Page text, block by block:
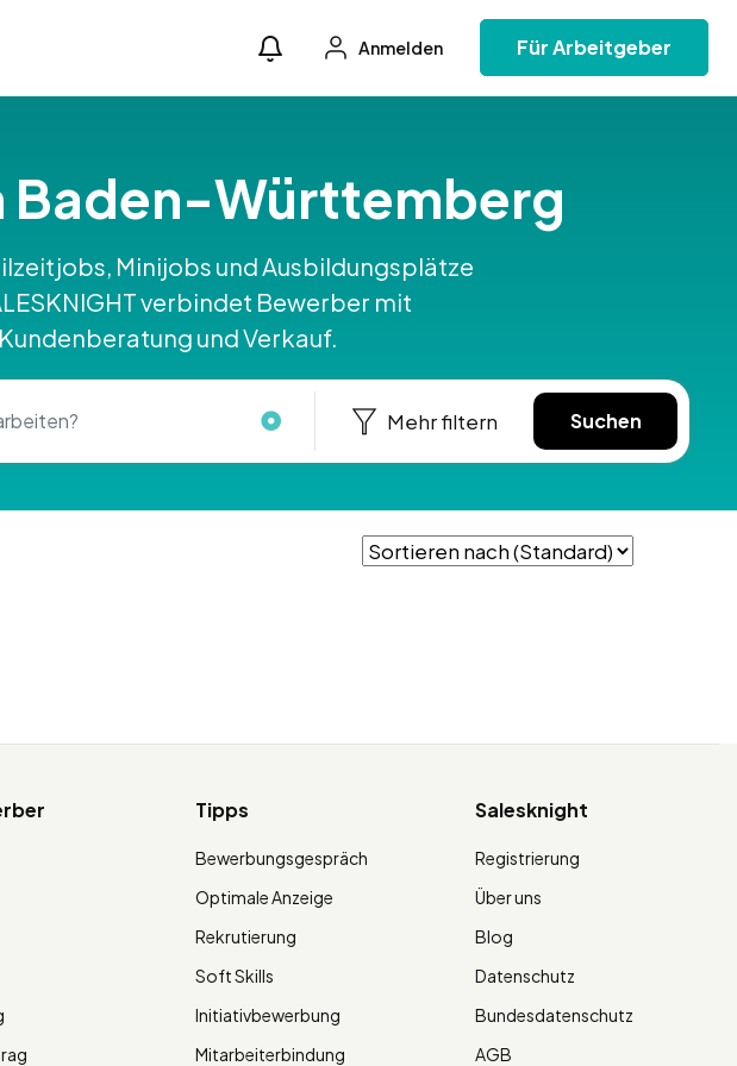
Anmelden Für Arbeitgeber
Baden-Württemberg
Minijobs und Ausbildungsplätze
verbindet Bewerber mit
und Verkauf.
Mehr filtern Suchen
Tipps
Bewerbungsgespräch
Optimale Anzeige
Rekrutierung
Soft Skills
Initiativbewerbung
Mitarbeiterbindung
Salesknight
Registrierung
Über uns
Blog
Datenschutz
Bundesdatenschutz
AGB